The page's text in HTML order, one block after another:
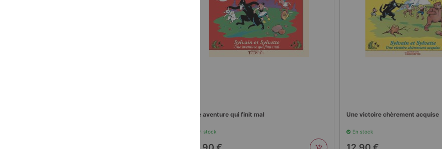
Une aventure qui finit mal
En stock
Une victoire chèrement acquise
En stock